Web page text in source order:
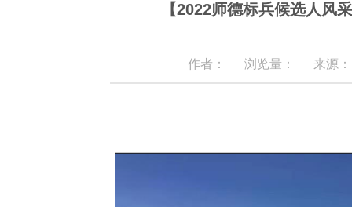
【2022师德标兵候选人风
作者： 浏览量： 来源：